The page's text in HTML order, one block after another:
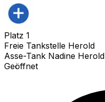
Platz 1
Freie Tankstelle Herold
Asse-Tank Nadine Herold
Geöffnet